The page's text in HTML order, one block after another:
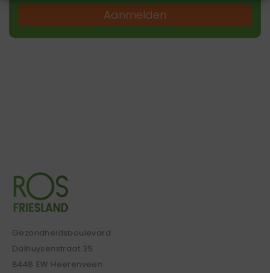
Aanmelden
Gezondheidsboulevard
Dalhuysenstraat 35
8448 EW Heerenveen